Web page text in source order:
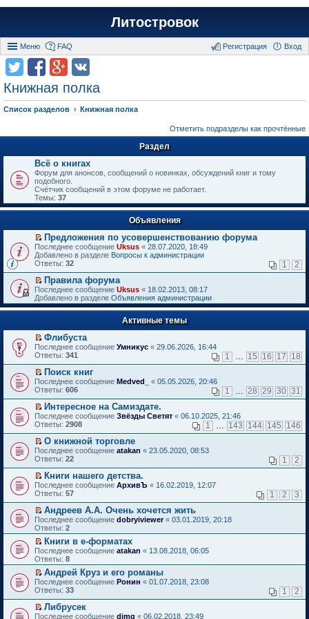
Литостровок
Меню FAQ Вход
Регистрация
Книжная полка
Список разделов Книжная полка
Отметить подразделы как прочтённые
Раздел
Всё о книгах
Форум для анонсов, сообщений о новинках, обсуждений книг и тому
подобного.
Счётчик сообщений в этом форуме не работает.
Темы: 37
Объявления
П
е
р
й
т
и
к
п
в
о
м
у
н
е
п
р
о
ч
и
т
а
н
н
о
м
у
с
о
о
б
щ
е
н
и
ю
Предложения по усовершенствованию форума
Последнее сообщение Uksus « 28.07.2020, 18:49
Добавлено в разделе Вопросы к администрации
Ответы: 32 1 2
П
е
р
е
т
и
к
п
р
в
о
м
у
н
е
п
р
о
ч
и
т
а
н
н
о
м
у
с
о
о
б
щ
е
н
и
ю
Правила форума
Последнее сообщение Uksus « 18.02.2013, 08:17
Добавлено в разделе Объявления администрации
Активные темы
П
е
е
й
т
и
к
п
е
р
в
о
м
у
н
е
п
р
о
ч
и
т
а
н
н
о
м
у
с
о
о
б
Флибуста
Последнее сообщение Умникус « 29.06.2026, 16:44
Ответы: 341 1 … 15 16 17 18
П
е
е
й
т
и
к
п
е
р
в
о
м
у
н
е
п
р
о
ч
и
т
а
н
н
о
м
у
Поиск книг
Последнее сообщение Medved_ « 05.05.2026, 20:46
Ответы: 606 1 … 28 29 30 31
П
е
е
й
т
и
к
п
е
р
в
о
м
у
н
е
п
р
о
ч
и
а
н
Интересное на Самиздате.
Последнее сообщение Звёзды Светят « 06.10.2025, 21:46
Ответы: 2908 1 … 143 144 145 146
П
е
е
й
т
и
к
п
е
р
в
о
м
у
н
е
п
р
о
ч
О книжной торговле
Последнее сообщение atakan « 23.05.2020, 08:53
Ответы: 22 1 2
П
е
е
й
т
и
п
е
р
в
о
м
у
н
е
Книги нашего детства.
Последнее сообщение АрхивЪ « 16.02.2019, 12:07
Ответы: 57 1 2 3
П
е
р
е
й
т
и
к
п
е
р
в
о
Андреев А.А. Очень хочется жить
Последнее сообщение dobryiviewer« 03.01.2019, 20:18
Ответы: 2
П
е
р
е
й
т
и
к
п
Книги в е-форматах
Последнее сообщение atakan « 13.08.2018, 06:05
Ответы: 8
П
е
е
й
Андрей Круз и его романы
Последнее сообщение Ронин « 01.07.2018, 23:08
Ответы: 33 1 2
П
Либрусек
Последнее сообщение dimg « 06.02.2018, 23:49